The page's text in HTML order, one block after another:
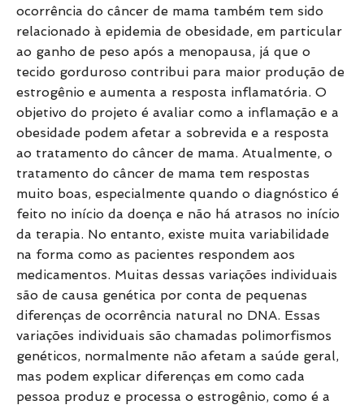
ocorrência do câncer de mama também tem sido
relacionado à epidemia de obesidade, em particular
ao ganho de peso após a menopausa, já que o
tecido gorduroso contribui para maior produção de
estrogênio e aumenta a resposta inflamatória. O
objetivo do projeto é avaliar como a inflamação e a
obesidade podem afetar a sobrevida e a resposta
ao tratamento do câncer de mama. Atualmente, o
tratamento do câncer de mama tem respostas
muito boas, especialmente quando o diagnóstico é
feito no início da doença e não há atrasos no início
da terapia. No entanto, existe muita variabilidade
na forma como as pacientes respondem aos
medicamentos. Muitas dessas variações individuais
são de causa genética por conta de pequenas
diferenças de ocorrência natural no DNA. Essas
variações individuais são chamadas polimorfismos
genéticos, normalmente não afetam a saúde geral,
mas podem explicar diferenças em como cada
pessoa produz e processa o estrogênio, como é a